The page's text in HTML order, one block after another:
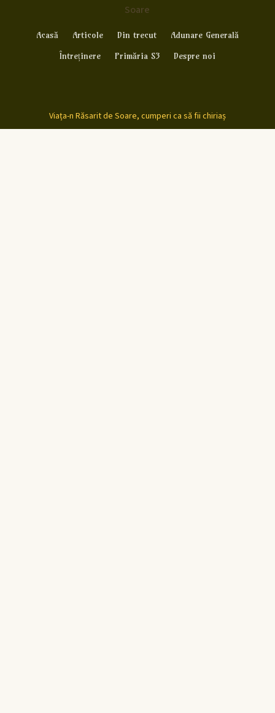
Soare
Acasă Articole Din trecut
Adunare Generală
Întreținere
Primăria S3 Despre noi
Viața-n Răsarit de Soare, cumperi ca să fii chiriaș